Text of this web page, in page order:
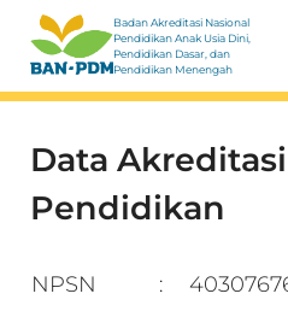
Badan Akreditasi Nasional
Pendidikan Anak Usia Dini,
Pendidikan Dasar, dan
Pendidikan Menengah
Data
Pendidikan
NPSN :